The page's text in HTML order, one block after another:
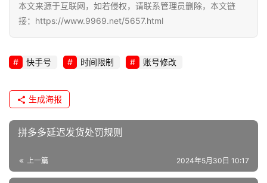
本文来源于互联网，如若侵权，请联系管理员删除，本文链
接：https://www.9969.net/5657.html
快手号 时间限制 账号修改
生成海报
拼多多延迟发货处罚规则
上一篇 2024年5月30日 10:17